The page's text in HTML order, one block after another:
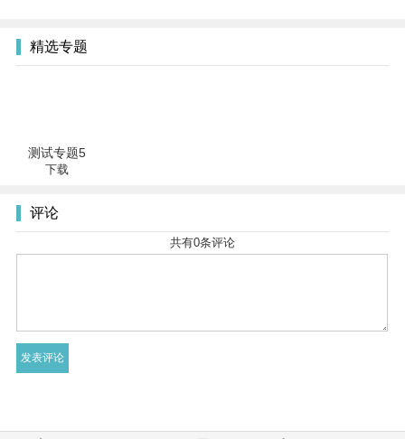
精选专题
测试专题5
下载
评论
共有0条评论